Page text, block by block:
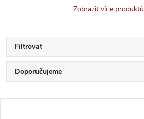
Zobrazit více produktů
Filtrovat
Ř
a
Doporučujeme